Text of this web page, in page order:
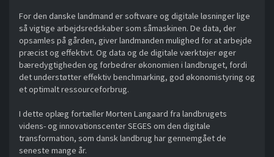
For den danske landmand er software og digitale løsninger lige
så vigtige arbejdsredskaber som såmaskinen. De data, der
opsamles på gården, giver landmanden mulighed for at arbejde
præcist og effektivt. Og data og de digitale værktøjer øger
bæredygtigheden og forbedrer økonomien i landbruget, fordi
det understøtter effektiv benchmarking, god økonomistyring og
et optimalt ressourceforbrug.
I dette oplæg fortæller Morten Langaard fra landbrugets
videns- og innovationscenter SEGES om den digitale
transformation, som dansk landbrug har gennemgået de
seneste mange år.